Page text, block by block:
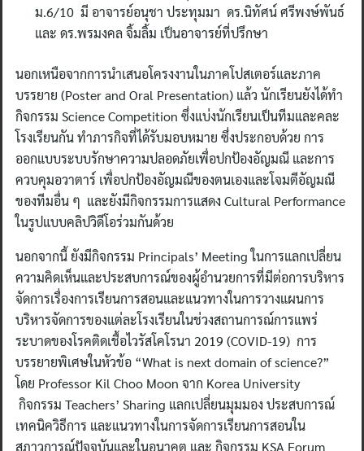
ม.6/10 มี อาจารย์อนุชา ประทุมมา ดร.นิทัศน์ ศรีพงษ์พันธ์
และ ดร.พรมงคล จิ้มลิ้ม เป็นอาจารย์ที่ปรึกษา
นอกเหนือจากการนำเสนอโครงงานในภาคโปสเตอร์และภาค
บรรยาย (Poster and Oral Presentation) แล้ว นักเรียนยังได้ทำ
กิจกรรม Science Competition ซึ่งแบ่งนักเรียนเป็นทีมและคละ
โรงเรียนกัน ทำภารกิจที่ได้รับมอบหมาย ซึ่งประกอบด้วย การ
ออกแบบระบบรักษาความปลอดภัยเพื่อปกป้องอัญมณี และการ
ควบคุมอวาตาร์ เพื่อปกป้องอัญมณีของตนเองและโจมตีอัญมณี
ของทีมอื่น ๆ และยังมีกิจกรรมการแสดง Cultural Performance
ในรูปแบบคลิปวิดีโอร่วมกันด้วย
นอกจากนี้ ยังมีกิจกรรม Principals’ Meeting ในการแลกเปลี่ยน
ความคิดเห็นและประสบการณ์ของผู้อำนวยการที่มีต่อการบริหาร
จัดการเรื่องการเรียนการสอนและแนวทางในการวางแผนการ
บริหารจัดการของแต่ละโรงเรียนในช่วงสถานการณ์การแพร่
ระบาดของโรคติดเชื้อไวรัสโคโรนา 2019 (COVID-19) การ
บรรยายพิเศษในหัวข้อ “What is next domain of science?”
โดย Professor Kil Choo Moon จาก Korea University
กิจกรรม Teachers’ Sharing แลกเปลี่ยนมุมมอง ประสบการณ์
เทคนิควิธีการ และแนวทางในการจัดการเรียนการสอนใน
สภาวการณ์ปัจจุบันและในอนาคต และ กิจกรรม KSA Forum